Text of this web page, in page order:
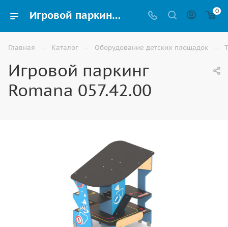
Игровой паркинг Romana 057.42.00 купить для детской игровой площадки в Владикавказе 0
Главная — Каталог — Оборудование детских площадок —
Игровой паркинг
Romana 057.42.00